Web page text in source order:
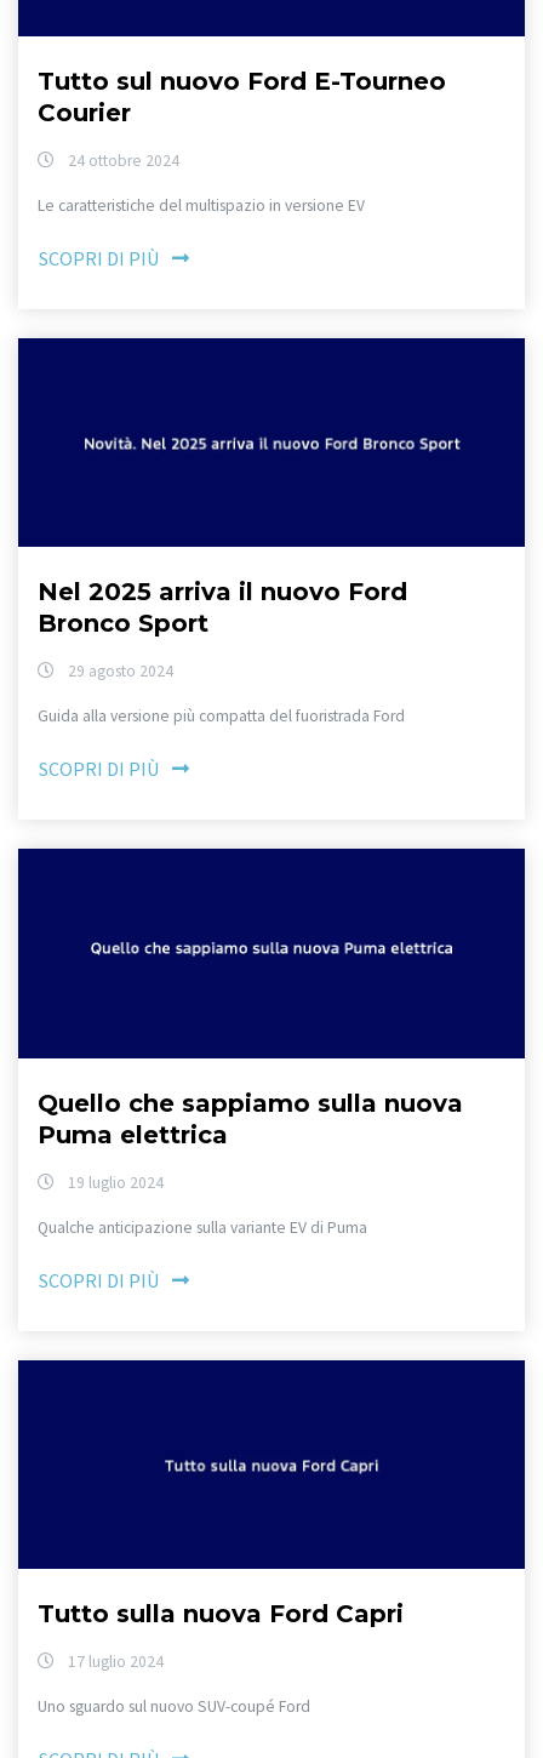
Tutto sul nuovo Ford E-Tourneo
Courier
24 ottobre 2024
Le caratteristiche del multispazio in versione EV
SCOPRI DI PIÙ
Nel 2025 arriva il nuovo Ford
Bronco Sport
29 agosto 2024
Guida alla versione più compatta del fuoristrada Ford
SCOPRI DI PIÙ
Quello che sappiamo sulla nuova
Puma elettrica
19 luglio 2024
Qualche anticipazione sulla variante EV di Puma
SCOPRI DI PIÙ
Tutto sulla nuova Ford Capri
17 luglio 2024
Uno sguardo sul nuovo SUV-coupé Ford